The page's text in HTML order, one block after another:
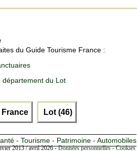
du Guide Tourisme France :
département du Lot
France Lot (46)
- Tourisme - Patrimoine - Automobiles
2013 / avril 2026 -Données personnelles -